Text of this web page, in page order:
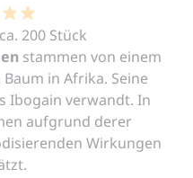
200 Stück
stammen von einem
in Afrika. Seine
Ibogain verwandt. In
aufgrund derer
Wirkungen